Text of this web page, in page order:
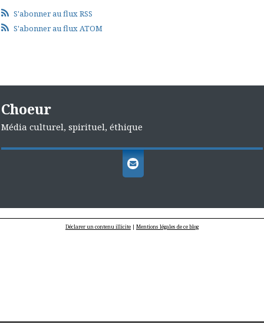
S'abonner au flux RSS
S'abonner au flux ATOM
Choeur
Média culturel, spirituel, éthique
Déclarer un contenu illicite | Mentions légales de ce blog